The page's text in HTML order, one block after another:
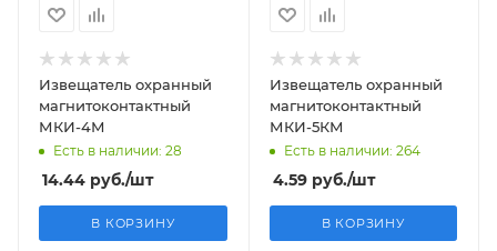
Извещатель охранный
магнитоконтактный
МКИ-4М
Есть в наличии: 28
14.44 руб./шт
В КОРЗИНУ
Извещатель охранный
магнитоконтактный
МКИ-5КМ
Есть в наличии: 264
4.59руб./шт
В КОРЗИНУ